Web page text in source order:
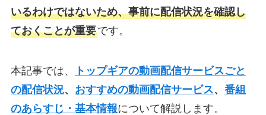
いるわけではないため、事前に配信状況を確認し
ておくことが重要です。
本記事では、
トップギアの動画配信サービスごと
の配信状況、 おすすめの動画配信サービス、 番組
のあらすじ・基本情報について解説します。